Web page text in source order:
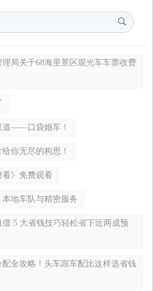
局关于68海里景区观光车车票收费
道——口袋婚车！
你无尽的构思！
看》免费观看
地车队与精密服务
5 大省钱技巧轻松省下近两成预
全攻略！头车跟车配比这样选省钱